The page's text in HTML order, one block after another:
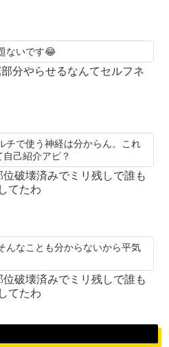
ないです😂
部分やらせるなんてセルフネ
チで使う神経は分からん。これ
己紹介アピ？
位破壊済みでミリ残しで誰も
てたわ
んなことも分からないから平気
位破壊済みでミリ残しで誰も
てたわ